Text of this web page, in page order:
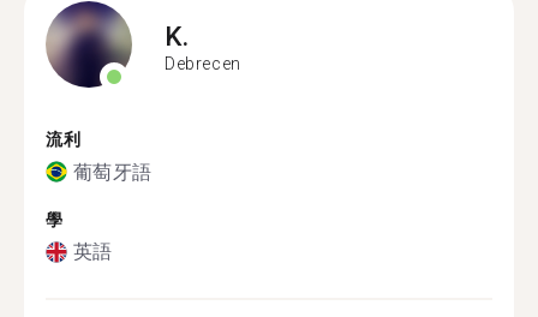
K.
Debrecen
流利
葡萄牙語
學
英語